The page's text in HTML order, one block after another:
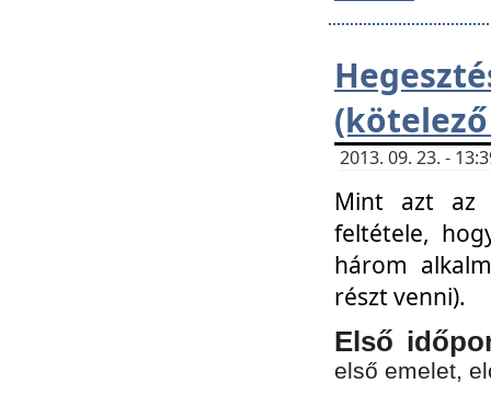
2013. 09. 23. -
Mint azt az
feltétele,
három
részt venni).
Első
első emelet,